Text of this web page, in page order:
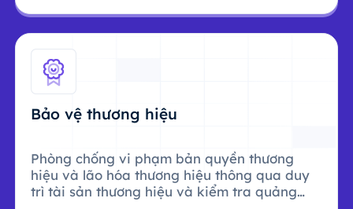
Bảo vệ thương hiệu
Phòng chống vi phạm bản quyền thương
hiệu và lão hóa thương hiệu thông qua duy
trì tài sản thương hiệu và kiểm tra quảng